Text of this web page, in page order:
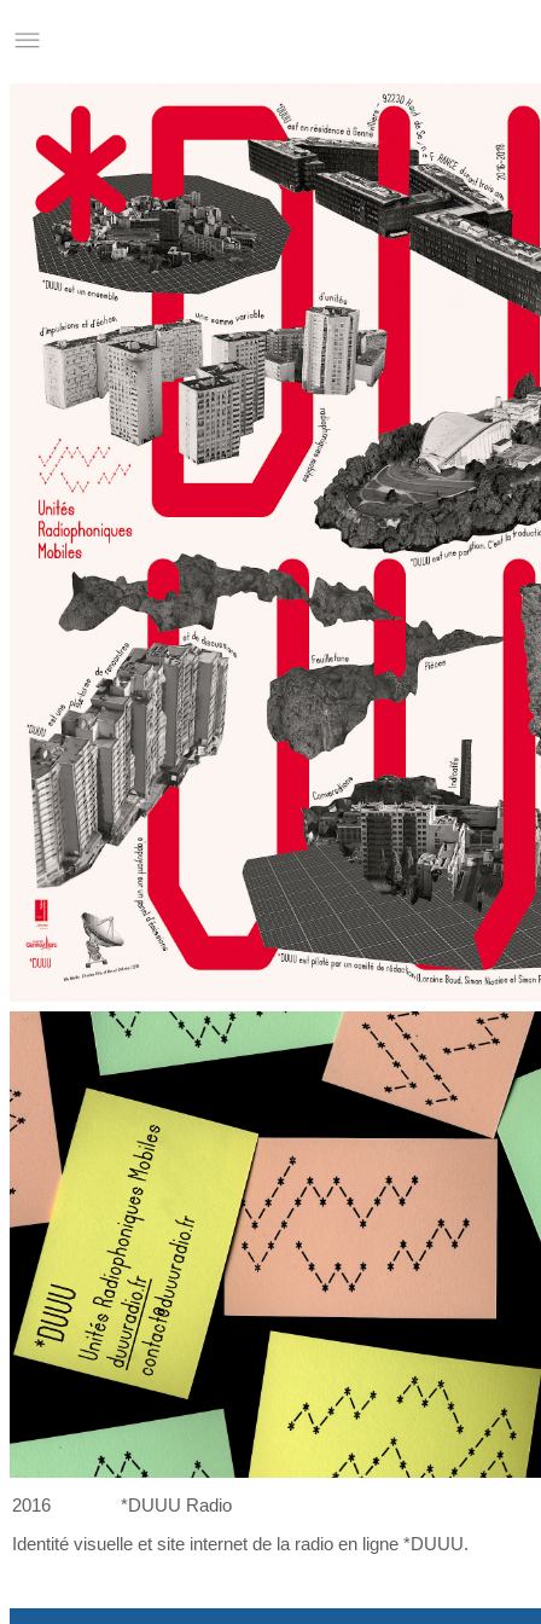
2016
*DUUU Radio
Identité visuelle et site internet de la radio en ligne *DUUU.